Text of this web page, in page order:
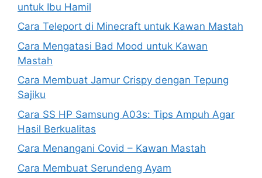
untuk Ibu Hamil
Cara Teleport di Minecraft untuk Kawan Mastah
Cara Mengatasi Bad Mood untuk Kawan
Mastah
Cara Membuat Jamur Crispy dengan Tepung
Sajiku
Cara SS HP Samsung A03s: Tips Ampuh Agar
Hasil Berkualitas
Cara Menangani Covid – Kawan Mastah
Cara Membuat Serundeng Ayam